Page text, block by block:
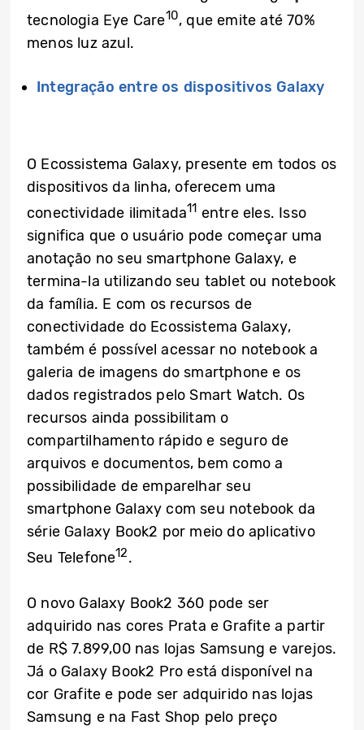
tecnologia Eye Care10, que emite até 70%
menos luz azul.
Integração entre os dispositivos Galaxy
O Ecossistema Galaxy, presente em todos os
dispositivos da linha, oferecem uma
conectividade ilimitada11 entre eles. Isso
significa que o usuário pode começar uma
anotação no seu smartphone Galaxy, e
termina-la utilizando seu tablet ou notebook
da família. E com os recursos de
conectividade do Ecossistema Galaxy,
também é possível acessar no notebook a
galeria de imagens do smartphone e os
dados registrados pelo Smart Watch. Os
recursos ainda possibilitam o
compartilhamento rápido e seguro de
arquivos e documentos, bem como a
possibilidade de emparelhar seu
smartphone Galaxy com seu notebook da
série Galaxy Book2 por meio do aplicativo
Seu Telefone12.
O novo Galaxy Book2 360 pode ser
adquirido nas cores Prata e Grafite a partir
de R$ 7.899,00 nas lojas Samsung e varejos.
Já o Galaxy Book2 Pro está disponível na
cor Grafite e pode ser adquirido nas lojas
Samsung e na Fast Shop pelo preço